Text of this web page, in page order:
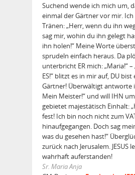
Suchend wende ich mich um,
einmal der Gärtner vor mir.
Tränen: „Herr, wenn du ihn
sag mir, wohin du ihn gelegt
ihn holen!“ Meine Worte
sprudeln einfach heraus. Da
unterbricht ER mich: „Maria!“ –
ES!“ blitzt es in mir auf, DU
Gärtner! Überwältigt antworte
Mein Meister!“ und will IHN
gebietet majestätisch Einhalt:
fest! Ich bin noch nicht zum
hinaufgegangen. Doch sag
was du ge­sehen hast!“
zurück nach Jerusalem. JESUS
wahrhaft auferstanden!
Sr. Maria Anja